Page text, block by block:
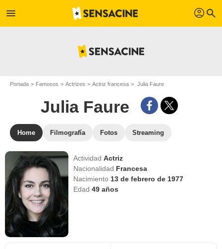
menu profil search
Portada Famosos Actrizes Actriz francesa Julia Faure
Julia Faure
Home Filmografía Fotos Streaming
ActividadActriz
Nacionalidad Francesa
Nacimiento 13 de febrero de 1977
Edad49 años